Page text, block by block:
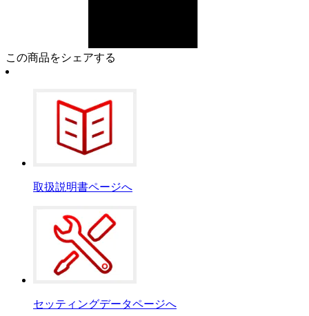
この商品をシェアする
取扱説明書ページへ
セッティングデータページへ